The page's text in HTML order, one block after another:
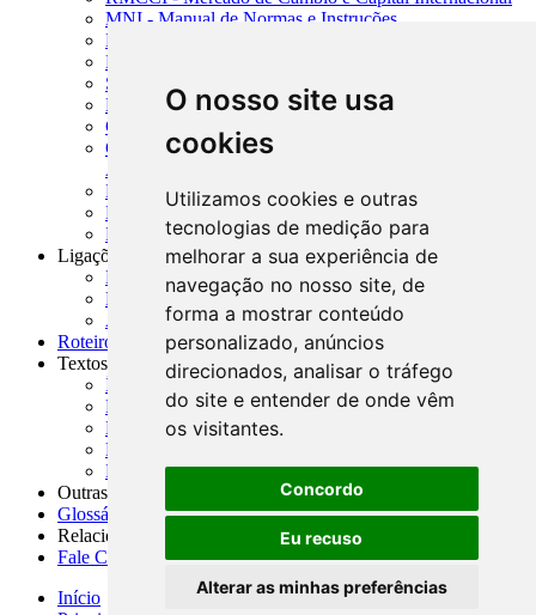
O nosso site usa
cookies
Utilizamos cookies e outras
tecnologias de medição para
melhorar a sua experiência de
navegação no nosso site, de
forma a mostrar conteúdo
personalizado, anúncios
direcionados, analisar o tráfego
do site e entender de onde vêm
os visitantes.
Concordo
Eu recuso
Alterar as minhas preferências
MNI - Manual de Normas e Instruções
MTVM - Manual de Títulos e Valores Mobiliários
MCR - Manual de Crédito Rural
SISORF - Manual de Organização do SFN
MASUP - Manual de Supervisão Bancária
CADOC - Catálogo de Documentos
CNAE-CONCLA - Classificação Nacional de
Atividades Econômicas
PMF - Cartilhas do BCB
Manuais Auxiliares do BCB e Cosif-e
Resenhas Diárias Governamentais
Ligações Externas
Links Úteis
Presidência da República
Agências Nacionais Reguladoras
Roteiros para Estudos
Textos
Índice de Textos
Editorial
Monografias
Na Imprensa
Fórum de Discussão
Outras ferramentas
Glossário
Relacionamento
Fale Conosco
Início